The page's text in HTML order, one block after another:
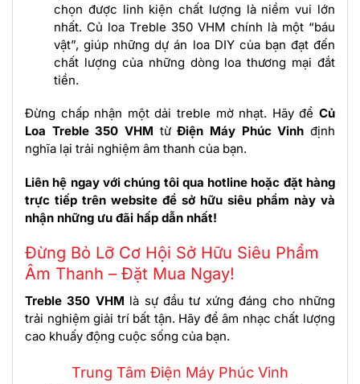
chọn được linh kiện chất lượng là niềm vui lớn
nhất. Củ loa Treble 350 VHM chính là một “báu
vật”, giúp những dự án loa DIY của bạn đạt đến
chất lượng của những dòng loa thương mại đắt
tiền.
Đừng chấp nhận một dải treble mờ nhạt. Hãy để Củ
Loa Treble 350 VHM từĐiện Máy Phúc Vinh định
nghĩa lại trải nghiệm âm thanh của bạn.
Liên hệ ngay với chúng tôi qua hotline hoặc đặt hàng
trực tiếp trên website để sở hữu siêu phẩm này và
nhận những ưu đãi hấp dẫn nhất!
Đừng Bỏ Lỡ Cơ Hội Sở Hữu Siêu Phẩm
Âm Thanh – Đặt Mua Ngay!
Treble 350 VHM là sự đầu tư xứng đáng cho những
trải nghiệm giải trí bất tận. Hãy để âm nhạc chất lượng
cao khuấy động cuộc sống của bạn.
Trung Tâm Điện Máy Phúc Vinh